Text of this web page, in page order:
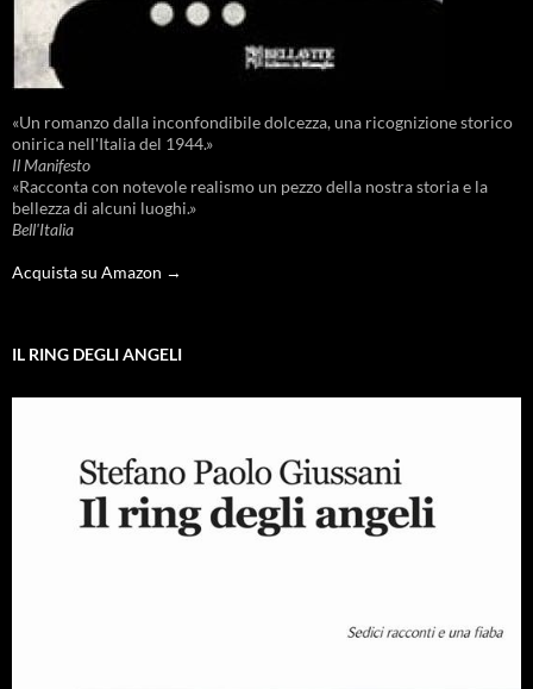
«Un romanzo dalla inconfondibile dolcezza, una ricognizione storico
onirica nell'Italia del 1944.»
Il Manifesto
«Racconta con notevole realismo un pezzo della nostra storia e la
bellezza di alcuni luoghi.»
Bell'Italia
Acquista su Amazon →
IL RING DEGLI ANGELI